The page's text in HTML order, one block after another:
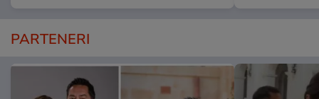
PARTENERI